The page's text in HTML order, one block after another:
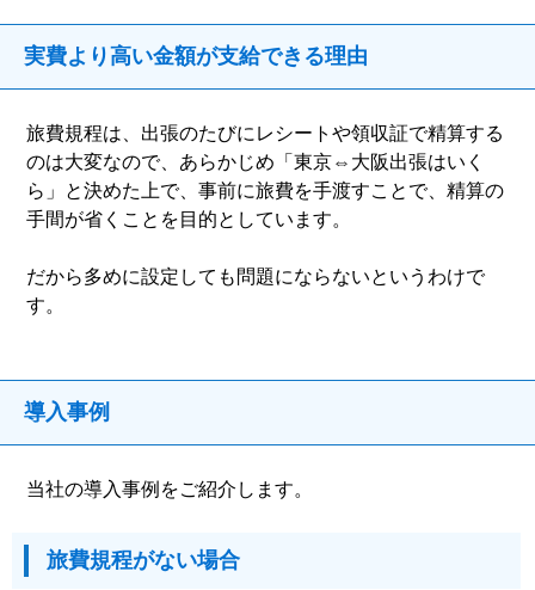
実費より高い金額が支給できる理由
旅費規程は、出張のたびにレシートや領収証で精算する
のは大変なので、あらかじめ「東京⇔大阪出張はいく
ら」と決めた上で、事前に旅費を手渡すことで、精算の
手間が省くことを目的としています。
だから多めに設定しても問題にならないというわけで
す。
導入事例
当社の導入事例をご紹介します。
旅費規程がない場合